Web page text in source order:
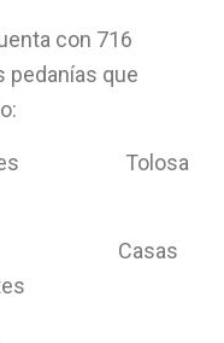
con 716
pedanías que
Tolosa
Casas